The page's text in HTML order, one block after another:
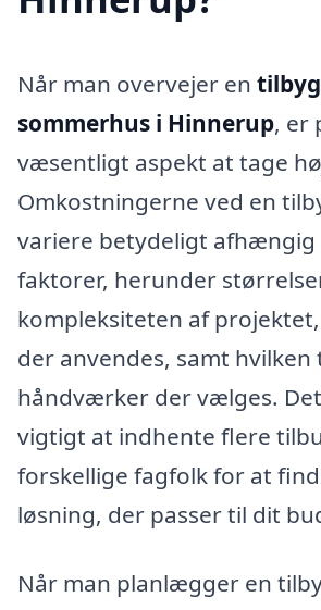
Når man overvejer en
sommerhus i Hinnerup, er
væsentligt aspekt at tage
Omkostningerne ved en
variere betydeligt afhængig
faktorer, herunder
kompleksiteten af
der anvendes, samt hvilken
håndværker der vælges.
vigtigt at indhente flere
forskellige fagfolk for at
løsning, der passer til dit
Når man planlægger en